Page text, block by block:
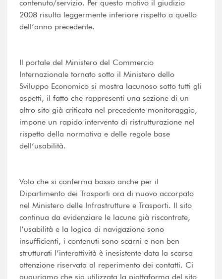
contenuto/servizio. Per questo motivo il giudizio
2008 risulta leggermente inferiore rispetto a quello
dell’anno precedente.
Il portale del Ministero del Commercio
Internazionale tornato sotto il Ministero dello
Sviluppo Economico si mostra lacunoso sotto tutti gli
aspetti, il fatto che rappresenti una sezione di un
altro sito già criticata nel precedente monitoraggio,
impone un rapido intervento di ristrutturazione nel
rispetto della normativa e delle regole base
dell’usabilità.
Voto che si conferma basso anche per il
Dipartimento dei Trasporti ora di nuovo accorpato
nel Ministero delle Infrastrutture e Trasporti. Il sito
continua da evidenziare le lacune già riscontrate,
l’usabilità e la logica di navigazione sono
insufficienti, i contenuti sono scarni e non ben
strutturati l’interattività è inesistente data la scarsa
attenzione riservata al reperimento dei contatti. Ci
auguriamo che sia utilizzata la piattaforma del sito